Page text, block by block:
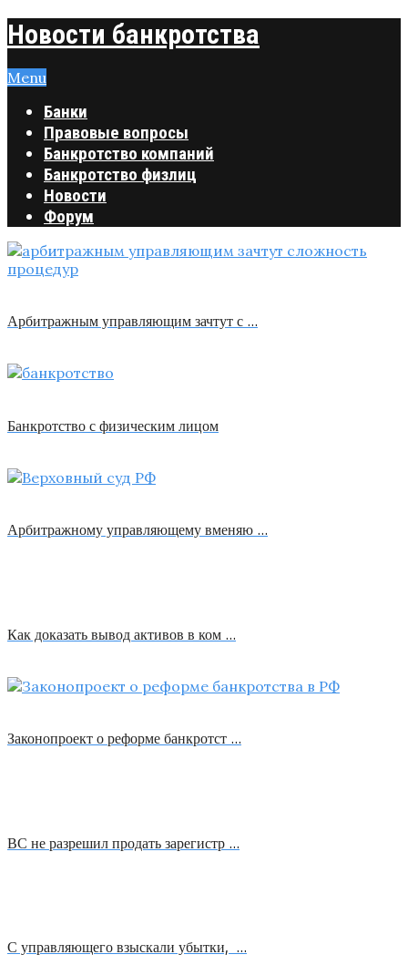
Новости банкротства
Menu
Банки
Правовые вопросы
Банкротство компаний
Банкротство физлиц
Новости
Форум
Арбитражным управляющим зачтут с …
Банкротство с физическим лицом
Арбитражному управляющему вменяю …
Как доказать вывод активов в ком …
Законопроект о реформе банкротст …
ВС не разрешил продать зарегистр …
С управляющего взыскали убытки, …